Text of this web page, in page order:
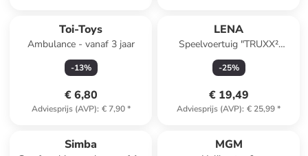
Toi-Toys
Ambulance - vanaf 3 jaar
-13%
€ 6,80
Adviesprijs (AVP): € 7,90*
LENA
Speelvoertuig "TRUXX²
Brandweer" rood - vanaf 3
jaar
-25%
€ 19,49
Adviesprijs (AVP): € 25,99*
Simba MGM